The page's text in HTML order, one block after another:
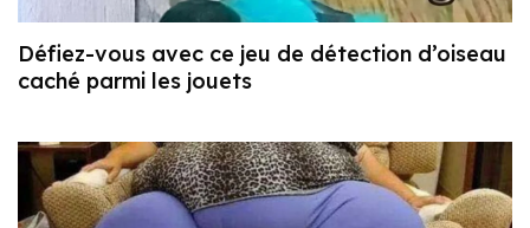
Défiez-vous avec ce jeu de détection d’oiseau
caché parmi les jouets